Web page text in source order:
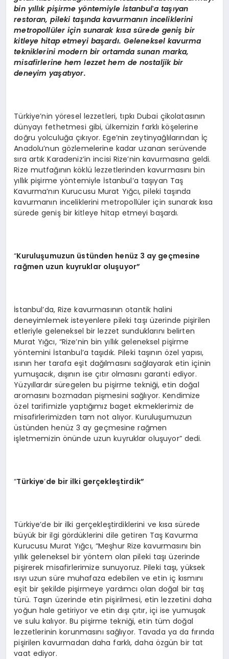
bin yıllık pişirme yöntemiyle İstanbul’a taşıyan
restoran, pileki taşında kavurmanın inceliklerini
metropollüler için sunarak kısa sürede geniş bir
kitleye hitap etmeyi başardı. Geleneksel kavurma
tekniklerini modern bir ortamda sunan marka,
misafirlerine hem lezzet hem de nostaljik bir
deneyim yaşatıyor.
Türkiye’nin yöresel lezzetleri, tıpkı Dubai çikolatasının
dünyayı fethetmesi gibi, ülkemizin farklı köşelerine
doğru yolculuğa çıkıyor. Ege’nin zeytinyağlılarından İç
Anadolu’nun gözlemelerine kadar uzanan serüvende
sıra artık Karadeniz’in incisi Rize’nin kavurmasına geldi.
Rize mutfağının köklü lezzetlerinden kavurmasını bin
yıllık pişirme yöntemiyle İstanbul’a taşıyan Taş
Kavurma’nın Kurucusu Murat Yığcı, pileki taşında
kavurmanın inceliklerini metropollüler için sunarak kısa
sürede geniş bir kitleye hitap etmeyi başardı.
“Kuruluşumuzun üstünden henüz 3 ay geçmesine
rağmen uzun kuyruklar oluşuyor”
İstanbul’da, Rize kavurmasının otantik halini
deneyimlemek isteyenlere pileki taşı üzerinde pişirilen
etleriyle geleneksel bir lezzet sunduklarını belirten
Murat Yığcı, “Rize’nin bin yıllık geleneksel pişirme
yöntemini İstanbul’a taşıdık. Pileki taşının özel yapısı,
ısının her tarafa eşit dağılmasını sağlayarak etin içinin
yumuşacık, dışının ise çıtır olmasını garanti ediyor.
Yüzyıllardır süregelen bu pişirme tekniği, etin doğal
aromasını bozmadan pişmesini sağlıyor. Kendimize
özel tarifimizle yaptığımız baget ekmeklerimiz de
misafirlerimizden tam not alıyor. Kuruluşumuzun
üstünden henüz 3 ay geçmesine rağmen
işletmemizin önünde uzun kuyruklar oluşuyor” dedi.
“Türkiye’de bir ilki gerçekleştirdik”
Türkiye’de bir ilki gerçekleştirdiklerini ve kısa sürede
büyük bir ilgi gördüklerini dile getiren Taş Kavurma
Kurucusu Murat Yığcı, “Meşhur Rize kavurmasını bin
yıllık geleneksel bir yöntem olan pileki taşı üzerinde
pişirerek misafirlerimize sunuyoruz. Pileki taşı, yüksek
ısıyı uzun süre muhafaza edebilen ve etin iç kısmını
eşit bir şekilde pişirmeye yardımcı olan doğal bir taş
türü. Taşın üzerinde etin pişirilmesi, etin lezzetini daha
yoğun hale getiriyor ve etin dışı çıtır, içi ise yumuşak
ve sulu kalıyor. Bu pişirme tekniği, etin tüm doğal
lezzetlerinin korunmasını sağlıyor. Tavada ya da fırında
pişirilen kavurmadan daha farklı, daha özgün bir tat
vaat ediyor.